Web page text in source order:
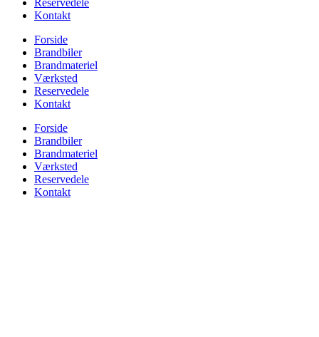
Reservedele
Kontakt
Forside
Brandbiler
Brandmateriel
Værksted
Reservedele
Kontakt
Forside
Brandbiler
Brandmateriel
Værksted
Reservedele
Kontakt